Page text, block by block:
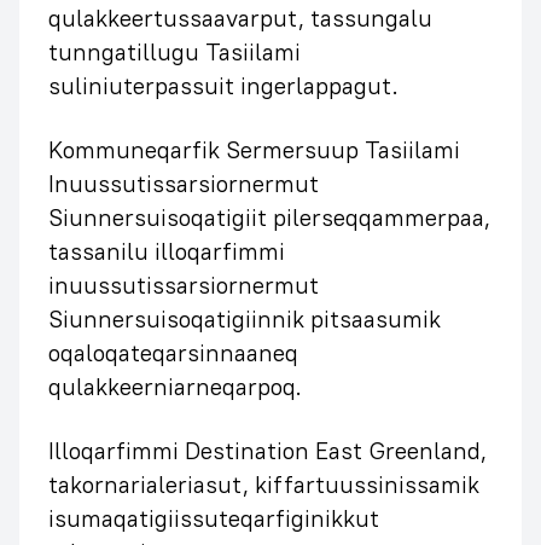
qulakkeertussaavarput, tassungalu
tunngatillugu Tasiilami
suliniuterpassuit ingerlappagut.
Kommuneqarfik Sermersuup Tasiilami
Inuussutissarsiornermut
Siunnersuisoqatigiit pilerseqqammerpaa,
tassanilu illoqarfimmi
inuussutissarsiornermut
Siunnersuisoqatigiinnik pitsaasumik
oqaloqateqarsinnaaneq
qulakkeerniarneqarpoq.
Illoqarfimmi Destination East Greenland,
takornarialeriasut, kiffartuussinissamik
isumaqatigiissuteqarfiginikkut